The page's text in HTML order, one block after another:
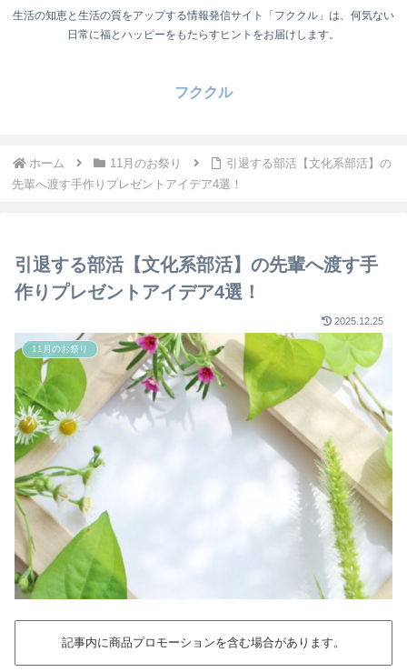
生活の知恵と生活の質をアップする情報発信サイト「フククル」は、何気ない
日常に福とハッピーをもたらすヒントをお届けします。
フククル
ホーム 11月のお祭り
引退する部活【文化系部活】の
先輩へ渡す手作りプレゼントアイデア4選！
引退する部活【文化系部活】の先輩へ渡す手
作りプレゼントアイデア4選！
2025.12.25
11月のお祭り
記事内に商品プロモーションを含む場合があります。